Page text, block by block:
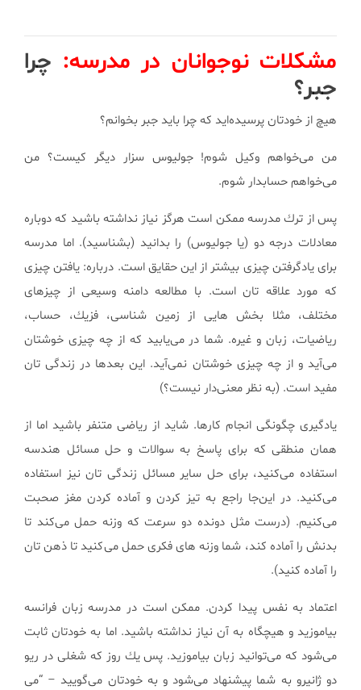
مشکلات نوجوانان در مدرسه: چرا
جبر؟
هیچ از خودتان پرسیده‌اید كه چرا باید جبر بخوانم؟
من می‌خواهم وكیل شوم! جولیوس سزار دیگر كیست؟ من
می‌خواهم حسابدار شوم.
پس از ترك مدرسه ممكن است هرگز نیاز نداشته باشید كه دوباره
معادلات درجه دو (یا جولیوس) را بدانید (بشناسید). اما مدرسه
برای یادگرفتن چیزی بیشتر از این حقایق است. درباره: یافتن چیزی
كه مورد علاقه تان است. با مطالعه دامنه وسیعی از چیزهای
مختلف، مثلا بخش هایی از زمین شناسی، فزیك، حساب،
ریاضیات، زبان و غیره. شما در می‌یابید كه از چه چیزی خوشتان
می‌آید و از چه چیزی خوشتان نمی‌آید. این بعدها در زندگی تان
مفید است. (به نظر معنی‌دار نیست؟)
یادگیری چگونگی انجام كارها. شاید از ریاضی متنفر باشید اما از
همان منطقی كه برای پاسخ به سوالات و حل مسائل هندسه
استفاده می‌كنید، برای حل سایر مسائل زندگی تان نیز استفاده
می‌كنید. در این‌جا راجع به تیز كردن و آماده كردن مغز صحبت
می‌كنیم. (درست مثل دونده دو سرعت كه وزنه حمل می‌كند تا
بدنش را آماده كند، شما وزنه های فكری حمل می‌كنید تا ذهن تان
را آماده كنید).
اعتماد به نفس پیدا كردن. ممكن است در مدرسه زبان فرانسه
بیاموزید و هیچگاه به آن نیاز نداشته باشید. اما به خودتان ثابت
می‌شود كه می‌توانید زبان بیاموزید. پس یك روز كه شغلی در ریو
دو ژانیرو به شما پیشنهاد می‌شود و به خودتان می‌گویید – “می